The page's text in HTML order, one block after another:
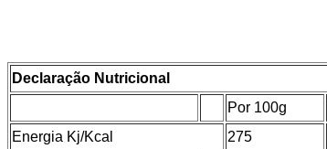
Declaração Nutricional
Por 100g
Energia Kj/Kcal
275